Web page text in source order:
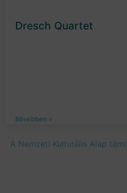
Dresch Quartet
Bővebben »
A Nemzeti Kulturális Alap